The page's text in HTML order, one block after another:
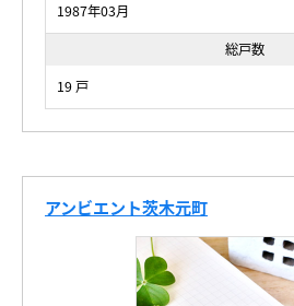
1987年03月
総戸数
19 戸
アンビエント茨木元町